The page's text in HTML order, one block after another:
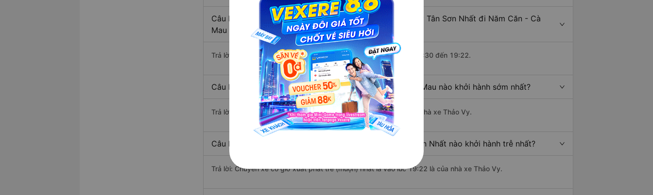
Câu hỏi: Mỗi ngày có bao nhiêu chuyến xe khách Sân bay Tân Sơn Nhất đi Năm Căn - Cà
Mau ?
Trả lời: Trung bình mỗi ngày có khoảng 12 chuyến xe bắt đầu từ 7:30 đến 19:22.
Câu hỏi: Nhà xe đi Sân bay Tân Sơn Nhất Năm Căn - Cà Mau nào khởi hành sớm nhất?
Trả lời: Chuyến xe có giờ xuất phát sớm nhất vào lúc 7:30 là của nhà xe Thảo Vy.
Câu hỏi: Nhà xe đi Năm Căn - Cà Mau từ Sân bay Tân Sơn Nhất nào khởi hành trễ nhất?
Trả lời: Chuyến xe có giờ xuất phát trễ (muộn) nhất là vào lúc 19:22 là của nhà xe Thảo Vy.